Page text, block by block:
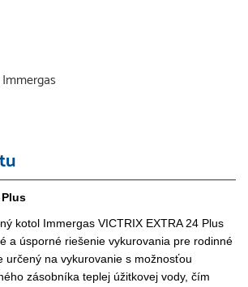
Immergas
Plus
kotol Immergas VICTRIX EXTRA 24 Plus
a úsporné riešenie vykurovania pre rodinné
určený na vykurovanie s možnosťou
zásobníka teplej úžitkovej vody, čím